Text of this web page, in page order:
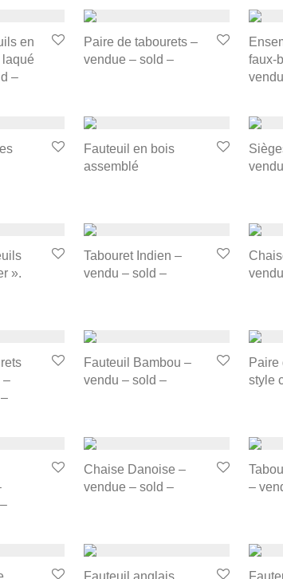
en
laqué
–
Paire de tabourets –
vendue – sold –
faux-
Fauteuil en bois
assemblé
».
Tabouret Indien –
vendu – sold –
–
Fauteuil Bambou –
vendu – sold –
Paire
style
Chaise Danoise –
vendue – sold –
–
Fauteuil anglais